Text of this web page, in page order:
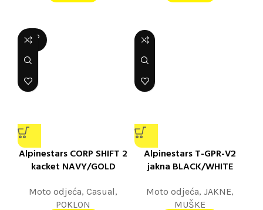
SOLD
OUT
Alpinestars CORP SHIFT 2
kacket NAVY/GOLD
Moto odjeća, Casual,
POKLON
Alpinestars T-GPR-V2
jakna BLACK/WHITE
Moto odjeća, JAKNE,
MUŠKE